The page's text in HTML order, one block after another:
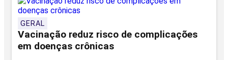
GERAL
Vacinação reduz risco de complicações
em doenças crônicas